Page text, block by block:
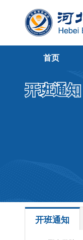
首页
开班通知
开班通知